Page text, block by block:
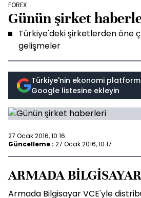
FOREX
Günün şirket
Türkiye'deki şirketlerden öne
gelişmeler
Türkiye'nin ekonomi
Google listesine ekleyin
27 Ocak 2016, 10:16
Güncelleme : 27 Ocak 2016, 10:17
ARMADA BİLGİSAYAR
Armada Bilgisayar VCE'yle